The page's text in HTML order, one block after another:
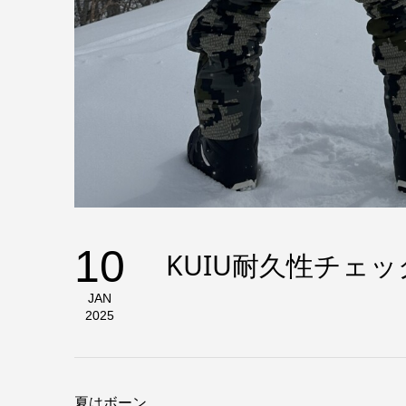
10
JAN
2025
KUIU耐久性チェッ